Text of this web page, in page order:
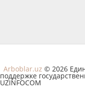
Arboblar.uz © 2026
поддержке
UZINFOCOM